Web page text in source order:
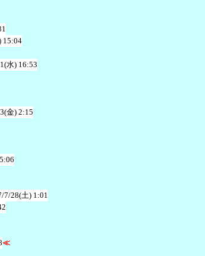
15:04
水) 16:53
金) 2:15
7/28(土) 1:01
≪